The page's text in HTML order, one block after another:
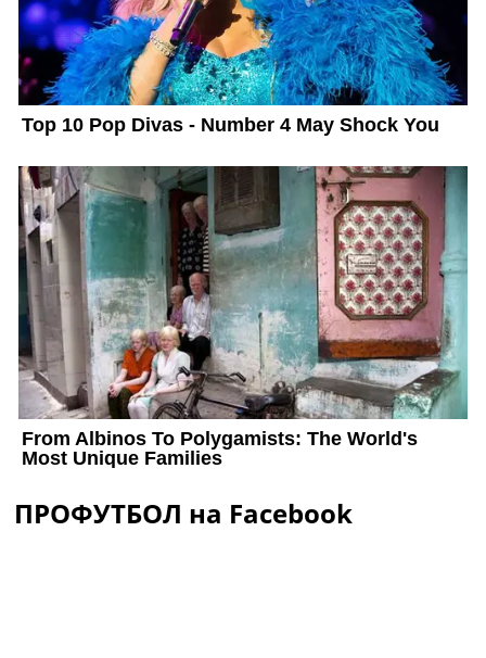
ПРОФУТБОЛ на Facebook